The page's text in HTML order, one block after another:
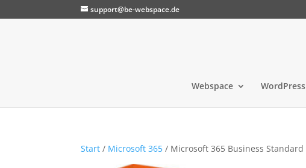
support@be-webspace.de
Webspace WordPress
Start / Microsoft 365 / Microsoft 365 Business Standard